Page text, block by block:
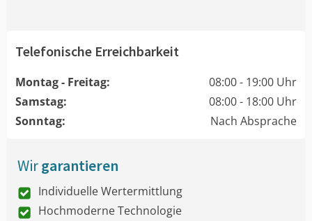
Telefonische Erreichbarkeit
Montag - Freitag:
08:00 - 19:00 Uhr
Samstag:
08:00 - 18:00 Uhr
Sonntag:
Nach Absprache
Wirgarantieren
Individuelle Wertermittlung
Hochmoderne Technologie